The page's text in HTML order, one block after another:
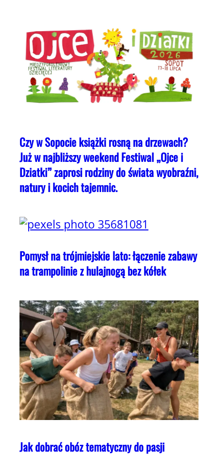
Czy w Sopocie książki rosną na drzewach?
Już w najbliższy weekend Festiwal „Ojce i
Dziatki” zaprosi rodziny do świata wyobraźni,
natury i kocich tajemnic.
Pomysł na trójmiejskie lato: łączenie zabawy
na trampolinie z hulajnogą bez kółek
Jak dobrać obóz tematyczny do pasji